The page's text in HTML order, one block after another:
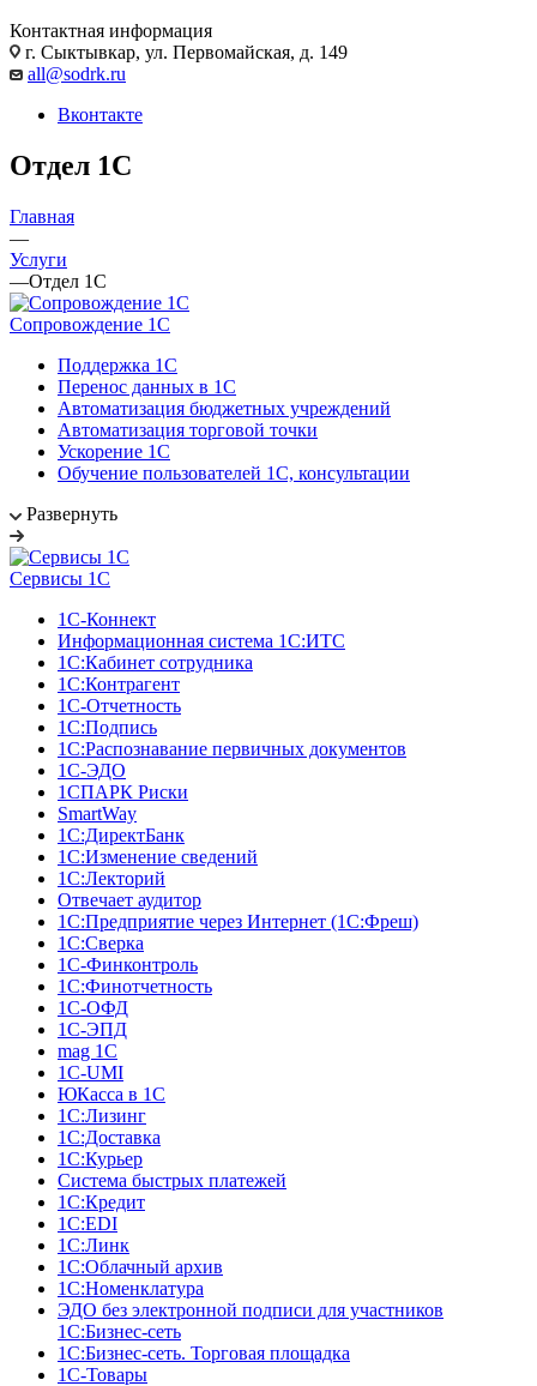
Контактная информация
г. Сыктывкар, ул. Первомайская, д. 149
all@sodrk.ru
Вконтакте
Отдел 1С
Главная
—
Услуги
—Отдел 1С
Сопровождение 1С
Поддержка 1С
Перенос данных в 1С
Автоматизация бюджетных учреждений
Автоматизация торговой точки
Ускорение 1С
Обучение пользователей 1С, консультации
Развернуть
Сервисы 1С
1С-Коннект
Информационная система 1С:ИТС
1С:Кабинет сотрудника
1С:Контрагент
1С-Отчетность
1С:Подпись
1С:Распознавание первичных документов
1С-ЭДО
1СПАРК Риски
SmartWay
1С:ДиректБанк
1С:Изменение сведений
1С:Лекторий
Отвечает аудитор
1С:Предприятие через Интернет (1С:Фреш)
1С:Сверка
1С-Финконтроль
1С:Финотчетность
1С-ОФД
1С-ЭПД
mag 1C
1C-UMI
ЮКасса в 1С
1С:Лизинг
1С:Доставка
1С:Курьер
Система быстрых платежей
1С:Кредит
1С:EDI
1С:Линк
1С:Облачный архив
1С:Номенклатура
ЭДО без электронной подписи для участников
1С:Бизнес-сеть
1С:Бизнес-сеть. Торговая площадка
1С-Товары